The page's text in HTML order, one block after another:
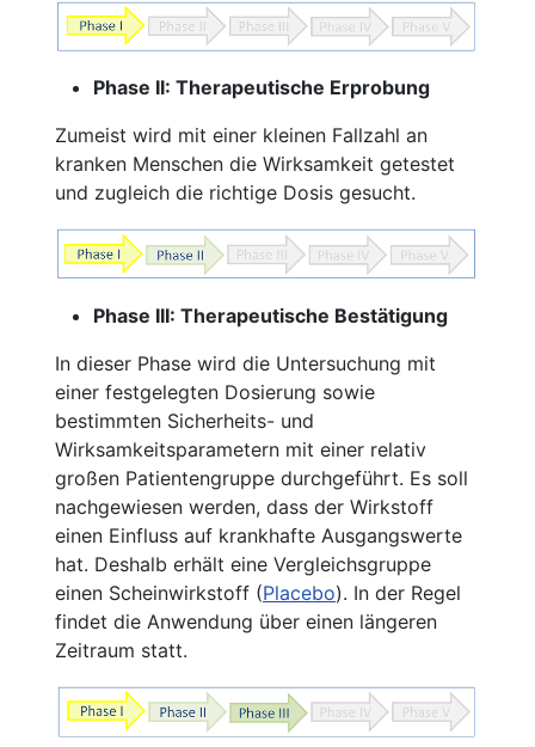
Phase II: Therapeutische Erprobung
Zumeist wird mit einer kleinen Fallzahl an
kranken Menschen die Wirksamkeit getestet
und zugleich die richtige Dosis gesucht.
Phase III: Therapeutische Bestätigung
In dieser Phase wird die Untersuchung mit
einer festgelegten Dosierung sowie
bestimmten Sicherheits- und
Wirksamkeitsparametern mit einer relativ
großen Patientengruppe durchgeführt. Es soll
nachgewiesen werden, dass der Wirkstoff
einen Einfluss auf krankhafte Ausgangswerte
hat. Deshalb erhält eine Vergleichsgruppe
einen Scheinwirkstoff (Placebo). In der Regel
findet die Anwendung über einen längeren
Zeitraum statt.